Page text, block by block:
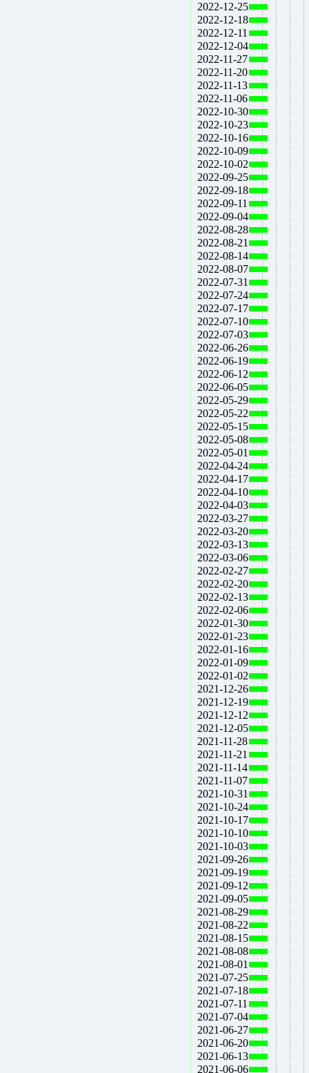
2022-12-25
2022-12-18
2022-12-11
2022-12-04
2022-11-27
2022-11-20
2022-11-13
2022-11-06
2022-10-30
2022-10-23
2022-10-16
2022-10-09
2022-10-02
2022-09-25
2022-09-18
2022-09-11
2022-09-04
2022-08-28
2022-08-21
2022-08-14
2022-08-07
2022-07-31
2022-07-24
2022-07-17
2022-07-10
2022-07-03
2022-06-26
2022-06-19
2022-06-12
2022-06-05
2022-05-29
2022-05-22
2022-05-15
2022-05-08
2022-05-01
2022-04-24
2022-04-17
2022-04-10
2022-04-03
2022-03-27
2022-03-20
2022-03-13
2022-03-06
2022-02-27
2022-02-20
2022-02-13
2022-02-06
2022-01-30
2022-01-23
2022-01-16
2022-01-09
2022-01-02
2021-12-26
2021-12-19
2021-12-12
2021-12-05
2021-11-28
2021-11-21
2021-11-14
2021-11-07
2021-10-31
2021-10-24
2021-10-17
2021-10-10
2021-10-03
2021-09-26
2021-09-19
2021-09-12
2021-09-05
2021-08-29
2021-08-22
2021-08-15
2021-08-08
2021-08-01
2021-07-25
2021-07-18
2021-07-11
2021-07-04
2021-06-27
2021-06-20
2021-06-13
2021-06-06